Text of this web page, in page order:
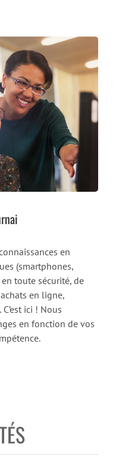
en
(smartphones,
toute sécurité, de
en ligne,
ici ! Nous
en fonction de vos